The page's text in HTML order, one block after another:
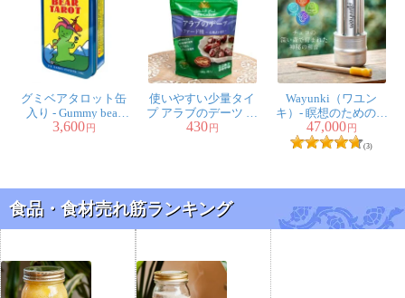
グミベアタロット缶
入り - Gummy bear
tarot deck
3,600 円
使いやすい少量タイ
プ アラブのデーツ フ
ァード種 心地よい甘
430 円
Wayunki（ワユン
キ）- 瞑想のための音
の彫刻
47,000 円
(3)
食品・食材売れ筋ランキング